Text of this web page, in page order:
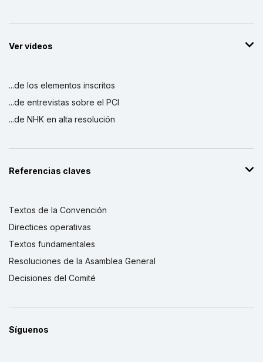
Ver vídeos
...de los elementos inscritos
...de entrevistas sobre el PCI
...de NHK en alta resolución
Referencias claves
Textos de la Convención
Directices operativas
Textos fundamentales
Resoluciones de la Asamblea General
Decisiones del Comité
Síguenos